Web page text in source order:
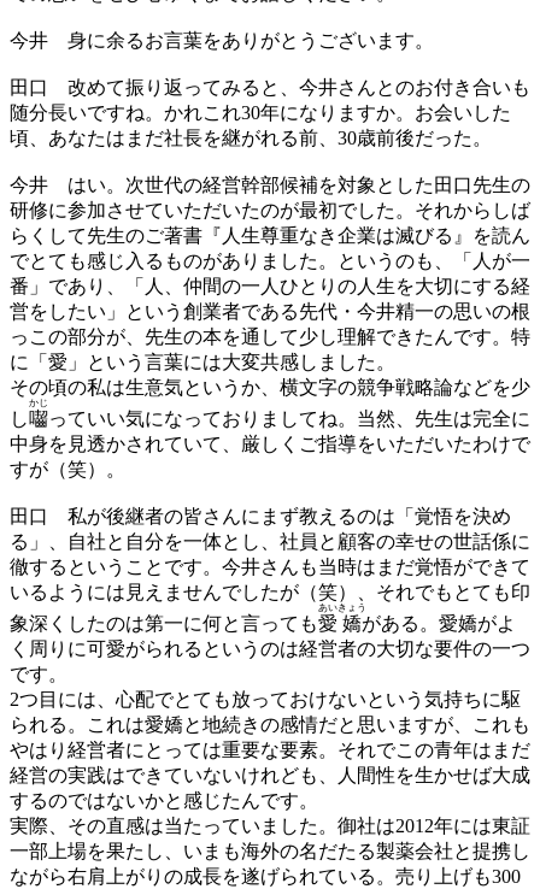
今井 身に余るお言葉をありがとうございます。
田口
改めて振り返ってみると、今井さんとのお付き合いも
随分長いですね。かれこれ30年になりますか。お会いした
頃、あなたはまだ社長を継がれる前、30歳前後だった。
今井 はい。次世代の経営幹部候補を対象とした田口先生の
研修に参加させていただいたのが最初でした。それからしば
らくして先生のご著書『人生尊重なき企業は滅びる』を読ん
でとても感じ入るものがありました。というのも、「人が一
番」であり、「人、仲間の一人ひとりの人生を大切にする経
営をしたい」という創業者である先代・今井精一の思いの根
っこの部分が、先生の本を通して少し理解できたんです。特
に「愛」という言葉には大変共感しました。
その頃の私は生意気というか、横文字の競争戦略論などを少
し囓
かじ
っていい気になっておりましてね。当然、先生は完全に
中身を見透かされていて、厳しくご指導をいただいたわけで
すが（笑）。
田口
私が後継者の皆さんにまず教えるのは「覚悟を決め
る」、自社と自分を一体とし、社員と顧客の幸せの世話係に
徹するということです。今井さんも当時はまだ覚悟ができて
いるようには見えませんでしたが（笑）、それでもとても印
象深くしたのは第一に何と言っても愛
あい
嬌
きょう
がある。愛嬌がよ
く周りに可愛がられるというのは経営者の大切な要件の一つ
です。
2つ目には、心配でとても放っておけないという気持ちに駆
られる。これは愛嬌と地続きの感情だと思いますが、これも
やはり経営者にとっては重要な要素。それでこの青年はまだ
経営の実践はできていないけれども、人間性を生かせば大成
するのではないかと感じたんです。
実際、その直感は当たっていました。御社は2012年には東証
一部上場を果たし、いまも海外の名だたる製薬会社と提携し
ながら右肩上がりの成長を遂げられている。売り上げも300